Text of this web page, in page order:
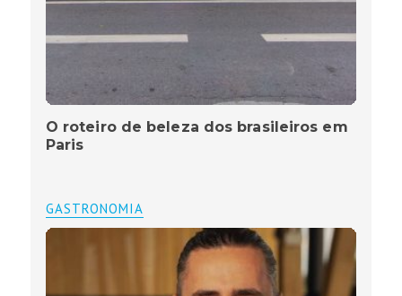
O roteiro de beleza dos brasileiros em
Paris
GASTRONOMIA